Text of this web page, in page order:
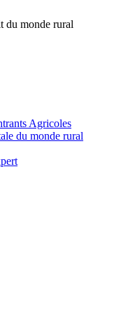
du monde rural
Agricoles
du monde rural